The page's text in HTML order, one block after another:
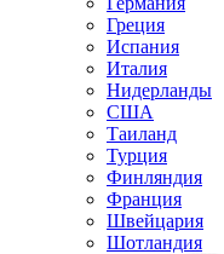
Греция
Испания
Италия
Нидерланды
США
Таиланд
Турция
Финляндия
Франция
Швейцария
Шотландия